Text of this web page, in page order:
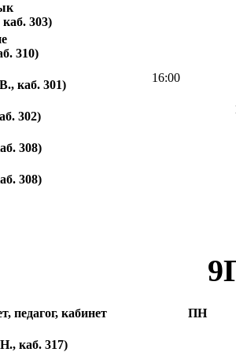
303)
310)
каб. 301)
16:00
302)
308)
308)
педагог, кабинет
ПН
каб. 317)